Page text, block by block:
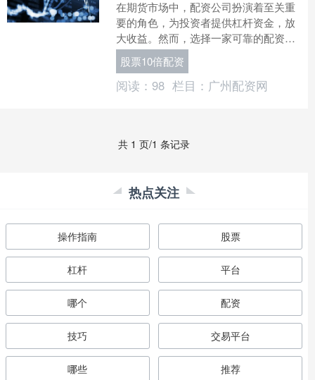
在期货市场中，配资公司扮演着至关重
要的角色，为投资者提供杠杆资金，放
大收益。然而，选择一家可靠的配资公
司至关重要，以确保资金安全和交易顺
利。 这些配资平台均经过....
股票10倍配资
阅读： 98 栏目： 广州配资网
共 1 页/1 条记录
热点关注
操作指南 股票
杠杆 平台
哪个 配资
技巧 交易平台
哪些 推荐